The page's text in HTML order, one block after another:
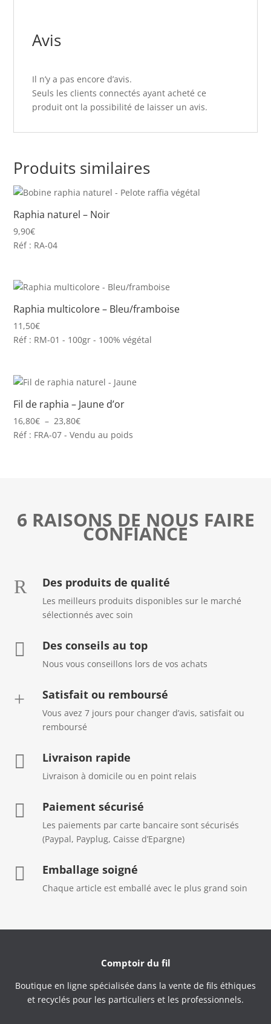
Avis
Il n’y a pas encore d’avis.
Seuls les clients connectés ayant acheté ce
produit ont la possibilité de laisser un avis.
Produits similaires
Raphia naturel – Noir
9,90€
Réf : RA-04
Raphia multicolore – Bleu/framboise
11,50€
Réf : RM-01 - 100gr - 100% végétal
Fil de raphia – Jaune d’or
16,80€ – 23,80€Plage
de
Réf : FRA-07 - Vendu au poids
6 RAISONS DE NOUS FAIRE
CONFIANCE
R Des produits de qualité
Les meilleurs produits disponibles sur le marché
sélectionnés avec soin
 Des conseils au top
Nous vous conseillons lors de vos achats
+ Satisfait ou remboursé
Vous avez 7 jours pour changer d’avis, satisfait ou
remboursé
 Livraison rapide
Livraison à domicile ou en point relais
 Paiement sécurisé
Les paiements par carte bancaire sont sécurisés
(Paypal, Payplug, Caisse d’Epargne)
 Emballage soigné
Chaque article est emballé avec le plus grand soin
Comptoir du fil
Boutique en ligne spécialisée dans la vente de fils éthiques
et recyclés pour les particuliers et les professionnels.